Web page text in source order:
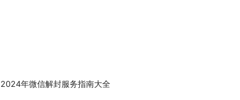
2024年微信解封服务指南大全